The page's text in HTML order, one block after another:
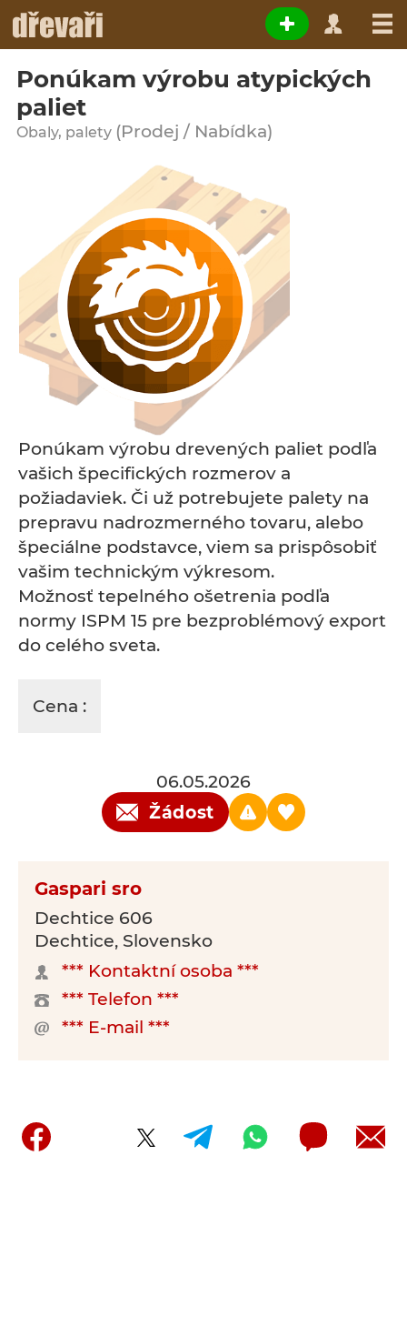
Ponúkam výrobu atypických
paliet
Obaly, palety (Prodej / Nabídka)
Ponúkam výrobu drevených paliet podľa
vašich špecifických rozmerov a
požiadaviek. Či už potrebujete palety na
prepravu nadrozmerného tovaru, alebo
špeciálne podstavce, viem sa prispôsobiť
vašim technickým výkresom.
Možnosť tepelného ošetrenia podľa
normy ISPM 15 pre bezproblémový export
do celého sveta.
Cena :
06.05.2026
Žádost
Gaspari sro
Dechtice 606
Dechtice, Slovensko
*** Kontaktní osoba ***
*** Telefon ***
*** E-mail ***